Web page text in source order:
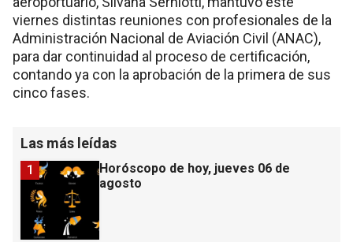
viernes distintas reuniones con profesionales de la
Administración Nacional de Aviación Civil (ANAC),
para dar continuidad al proceso de certificación,
contando ya con la aprobación de la primera de sus
cinco fases.
Las más leídas
Horóscopo de hoy, jueves 06 de
agosto
1